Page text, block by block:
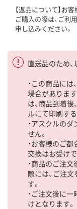
【返品について】お
ご購入の際は、ご利
申し込みください。
直送品のため
・この商品に
場合がありま
は、商品到着
ルにて印刷す
・アスクルの
せん。
・お客様のご都
交換はお受けで
・商品のご注
際には、ご注
す。
・ご注文後に
けとなります。